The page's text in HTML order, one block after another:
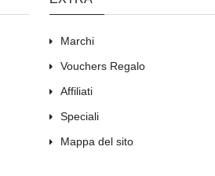
Marchi
Vouchers Regalo
Affiliati
Speciali
Mappa del sito